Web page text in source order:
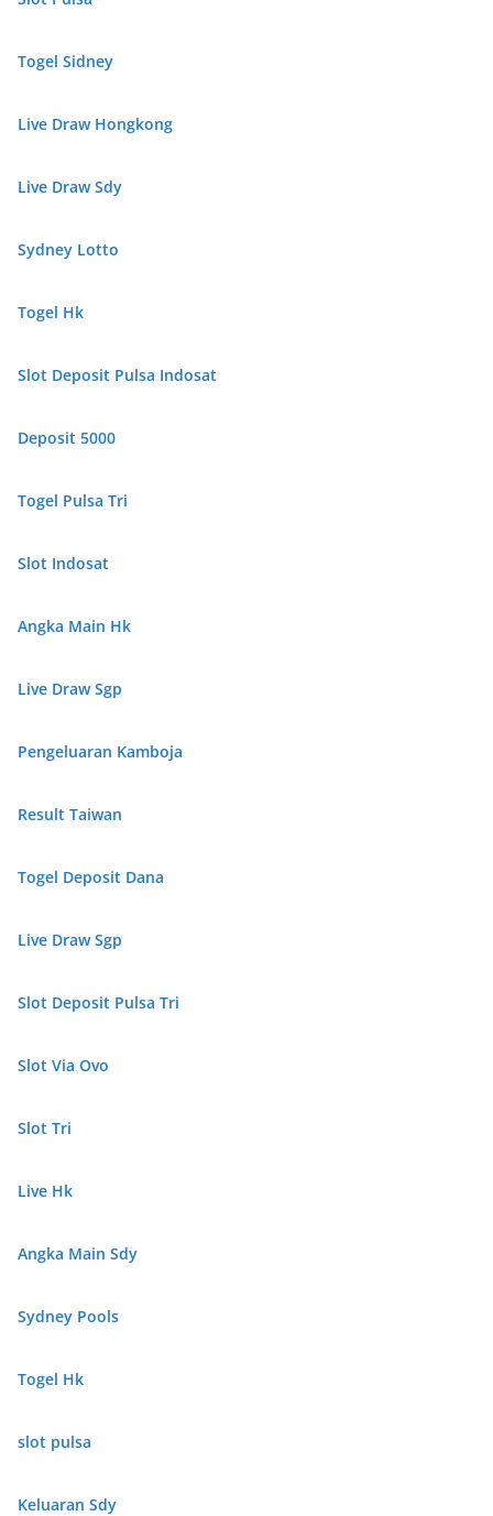
Togel Sidney
Live Draw Hongkong
Live Draw Sdy
Sydney Lotto
Togel Hk
Slot Deposit Pulsa Indosat
Deposit 5000
Togel Pulsa Tri
Slot Indosat
Angka Main Hk
Live Draw Sgp
Pengeluaran Kamboja
Result Taiwan
Togel Deposit Dana
Live Draw Sgp
Slot Deposit Pulsa Tri
Slot Via Ovo
Slot Tri
Live Hk
Angka Main Sdy
Sydney Pools
Togel Hk
slot pulsa
Keluaran Sdy